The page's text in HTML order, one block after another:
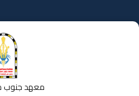
إلى
المحتوى
معهد جنوب